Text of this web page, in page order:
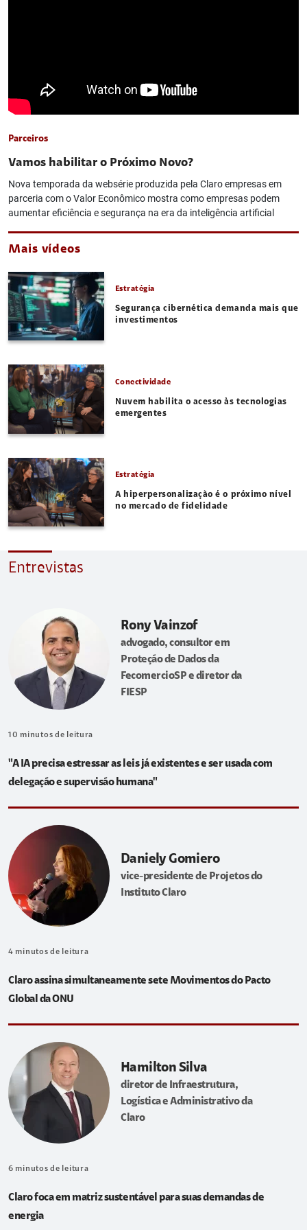
Parceiros
Vamos habilitar o Próximo Novo?
Nova temporada da websérie produzida pela Claro empresas em
parceria com o Valor Econômico mostra como empresas podem
aumentar eficiência e segurança na era da inteligência artificial
Mais vídeos
Estratégia
Segurança cibernética demanda mais que
investimentos
Conectividade
Nuvem habilita o acesso às tecnologias
emergentes
Estratégia
A hiperpersonalização é o próximo nível
no mercado de fidelidade
Entrevistas
Rony Vainzof
advogado, consultor em
Proteção de Dados da
FecomercioSP e diretor da
FIESP
10 minutos de leitura
"A IA precisa estressar as leis já existentes e ser usada com
delegação e supervisão humana"
Daniely Gomiero
vice-presidente de Projetos do
Instituto Claro
4 minutos de leitura
Claro assina simultaneamente sete Movimentos do Pacto
Global da ONU
Hamilton Silva
diretor de Infraestrutura,
Logística e Administrativo da
Claro
6 minutos de leitura
Claro foca em matriz sustentável para suas demandas de
energia